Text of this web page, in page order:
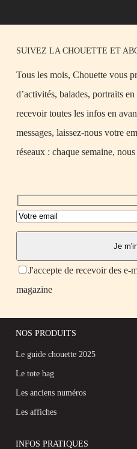
SUIVEZ LA CHOUETTE ET
Tous les mois, Chouette vous
d’activités, balades, portraits
recevoir toutes les infos en
messages, laissez-nous votre
réseaux : chaque semaine,
J'accepte de recevoir des e-
magazine
NOS PRODUITS
Le guide chouette 2025
Le tote bag
Les anciens numéros
Les affiches
INFOS PRATIQUES